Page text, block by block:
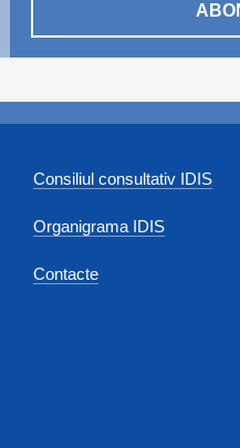
Consiliul consultativ IDIS
Organigrama IDIS
Contacte